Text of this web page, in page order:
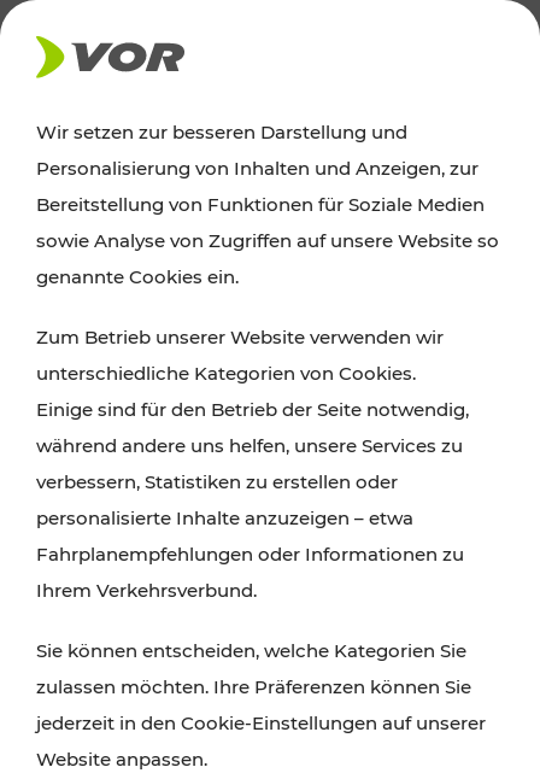
AKTUELLES
News
Alle wichtigen Meldungen zu Fahrplanänderungen,
finden Sie hier im Überblick.
Wir setzen zur besseren Darstellung und
Personalisierung von Inhalten und Anzeigen, zur
Bereitstellung von Funktionen für Soziale Medien
sowie Analyse von Zugriffen auf unsere Website so
genannte Cookies ein.
Zum Betrieb unserer Website verwenden wir
unterschiedliche Kategorien von Cookies.
Einige sind für den Betrieb der Seite notwendig,
während andere uns helfen, unsere Services zu
verbessern, Statistiken zu erstellen oder
personalisierte Inhalte anzuzeigen – etwa
Fahrplanempfehlungen oder Informationen zu
Ihrem Verkehrsverbund.
Sie können entscheiden, welche Kategorien Sie
zulassen möchten. Ihre Präferenzen können Sie
jederzeit in den Cookie-Einstellungen auf unserer
Website anpassen.